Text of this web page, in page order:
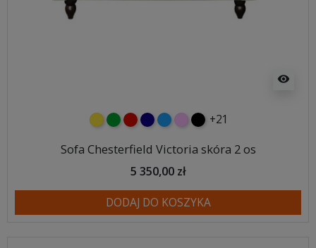
visibility
żółtyzielonyczerwony
granatowy
niebieski
różowy
czarny
+21
Sofa Chesterfield Victoria skóra 2 os
5 350,00 zł
DODAJ DO KOSZYKA